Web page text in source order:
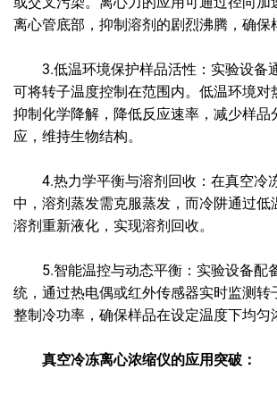
离心管底部，抑制溶剂的剧烈沸腾，确保
3.低温环境保护样品活性：实验设备
可将转子温度控制在范围内。低温环境对
抑制化学降解，降低反应速率，减少样品
应，维持生物结构。
4.热力学平衡与溶剂回收：在真空冷
中，溶剂蒸发需克服蒸发，而冷阱通过低
溶剂重新液化，实现溶剂回收。
5.智能温控与动态平衡：实验设备配
统，通过热电偶或红外传感器实时监测转
整制冷功率，确保样品在设定温度下均匀
真空冷冻离心浓缩仪的应用突破：